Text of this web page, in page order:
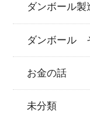
ダンボール
ダンボール
お金の話
未分類